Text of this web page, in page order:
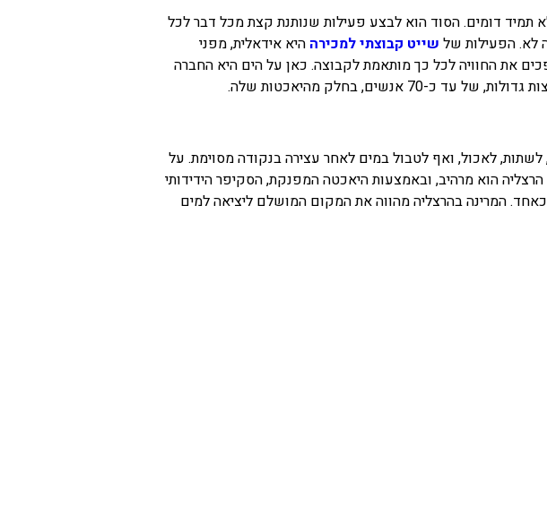
תמיד דומים. הסוד הוא לבצע פעילות שנותנת קצת מכל דבר לכל
לא. הפעילות של שייט קבוצתי למכירה היא אידאלית, מפני
את החוויה לכל כך מותאמת לקבוצה. כאן על הים היא החברה
בחלק מהיאכטות שלה.
לאכול, ואף לטבול במים לאחר עצירה בנקודה מסוימת. על
הוא מרהיב, ובאמצעות היאכטה המפנקת, הסקיפר הידידותי
המרינה בהרצליה מהווה את המקום המושלם ליציאה למים